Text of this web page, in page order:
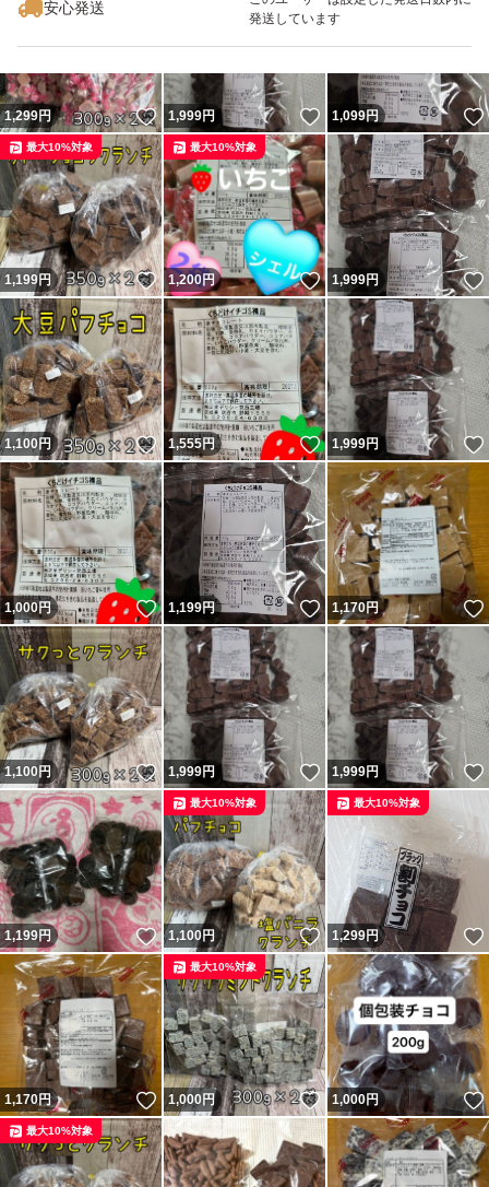
安心発送
発送しています
1,299円 いいね！
1,999円 いいね！
1,099円
1,199円 いいね！
最大10%対象
1,200円 いいね！
最大10%対象
1,999円
1,100円 いいね！
1,555円 いいね！
1,999円
1,000円 いいね！
1,199円 いいね！
1,170円
1,100円 いいね！
1,999円 いいね！
1,999円
1,199円 いいね！
1,100円 いいね！
最大10%対象
1,299円
最大10%対象
1,170円 いいね！
1,000円 いいね！
最大10%対象
1,000円
最大10%対象